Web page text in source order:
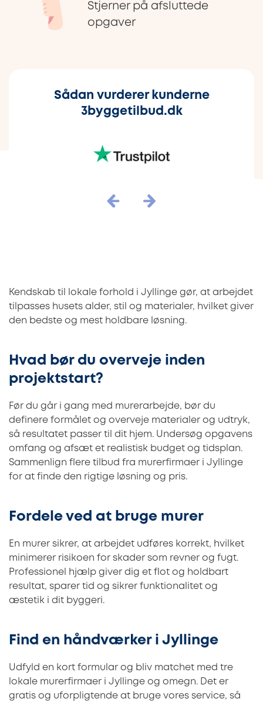
Stjerner på afsluttede
opgaver
Sådan vurderer kunderne
3byggetilbud.dk
Kendskab til lokale forhold i Jyllinge gør, at arbejdet
tilpasses husets alder, stil og materialer, hvilket giver
den bedste og mest holdbare løsning.
Hvad bør du overveje inden
projektstart?
Før du går i gang med murerarbejde, bør du
definere formålet og overveje materialer og udtryk,
så resultatet passer til dit hjem. Undersøg opgavens
omfang og afsæt et realistisk budget og tidsplan.
Sammenlign flere tilbud fra murerfirmaer i Jyllinge
for at finde den rigtige løsning og pris.
Fordele ved at bruge murer
En murer sikrer, at arbejdet udføres korrekt, hvilket
minimerer risikoen for skader som revner og fugt.
Professionel hjælp giver dig et flot og holdbart
resultat, sparer tid og sikrer funktionalitet og
æstetik i dit byggeri.
Find en håndværker i Jyllinge
Udfyld en kort formular og bliv matchet med tre
lokale murerfirmaer i Jyllinge og omegn. Det er
gratis og uforpligtende at bruge vores service, så